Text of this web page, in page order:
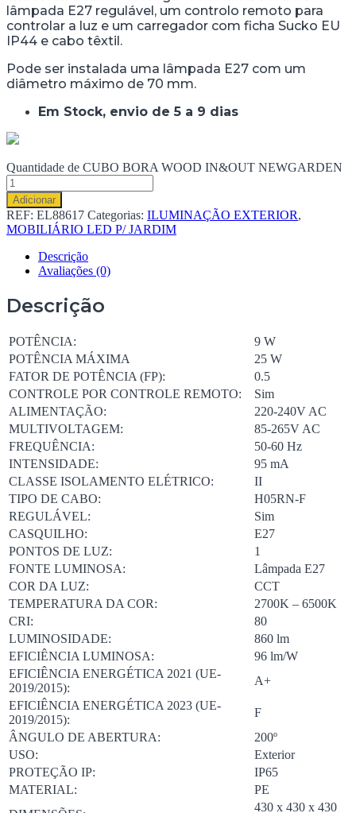
lâmpada E27 regulável, um controlo remoto para
controlar a luz e um carregador com ficha Sucko EU
IP44 e cabo têxtil.
Pode ser instalada uma lâmpada E27 com um
diâmetro máximo de 70 mm.
Em Stock, envio de 5 a 9 dias
Quantidade de CUBO BORA WOOD IN&OUT NEWGARDEN
Adicionar
REF: EL88617 Categorias: ILUMINAÇÃO EXTERIOR,
MOBILIÁRIO LED P/ JARDIM
Descrição
Avaliações (0)
Descrição
POTÊNCIA:
9 W
POTÊNCIA MÁXIMA
25 W
FATOR DE POTÊNCIA (FP):
0.5
CONTROLE POR CONTROLE REMOTO:
Sim
ALIMENTAÇÃO:
220-240V AC
MULTIVOLTAGEM:
85-265V AC
FREQUÊNCIA:
50-60 Hz
INTENSIDADE:
95 mA
CLASSE ISOLAMENTO ELÉTRICO:
II
TIPO DE CABO:
H05RN-F
REGULÁVEL:
Sim
CASQUILHO:
E27
PONTOS DE LUZ:
1
FONTE LUMINOSA:
Lâmpada E27
COR DA LUZ:
CCT
TEMPERATURA DA COR:
2700K – 6500K
CRI:
80
LUMINOSIDADE:
860 lm
EFICIÊNCIA LUMINOSA:
96 lm/W
EFICIÊNCIA ENERGÉTICA 2021 (UE-
2019/2015):
A+
EFICIÊNCIA ENERGÉTICA 2023 (UE-
2019/2015):
F
ÂNGULO DE ABERTURA:
200º
USO:
Exterior
PROTEÇÃO IP:
IP65
MATERIAL:
PE
430 x 430 x 430